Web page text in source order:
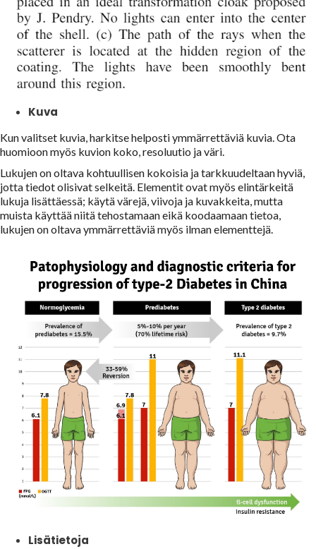
Kuva
Kun valitset kuvia, harkitse helposti ymmärrettäviä kuvia. Ota
huomioon myös kuvion koko, resoluutio ja väri.
Lukujen on oltava kohtuullisen kokoisia ja tarkkuudeltaan hyviä,
jotta tiedot olisivat selkeitä. Elementit ovat myös elintärkeitä
lukuja lisättäessä; käytä värejä, viivoja ja kuvakkeita, mutta
muista käyttää niitä tehostamaan eikä koodaamaan tietoa,
lukujen on oltava ymmärrettäviä myös ilman elementtejä.
Lisätietoja